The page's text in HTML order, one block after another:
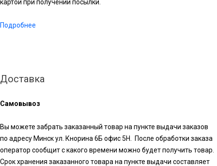
картой при получении посылки.
Подробнее
Доставка
Самовывоз
Вы можете забрать заказанный товар на пункте выдачи заказов
по адресу Минск ул. Кнорина 6Б офис 5Н. После обработки заказа
оператор сообщит с какого времени можно будет получить товар.
Срок хранения заказанного товара на пункте выдачи составляет